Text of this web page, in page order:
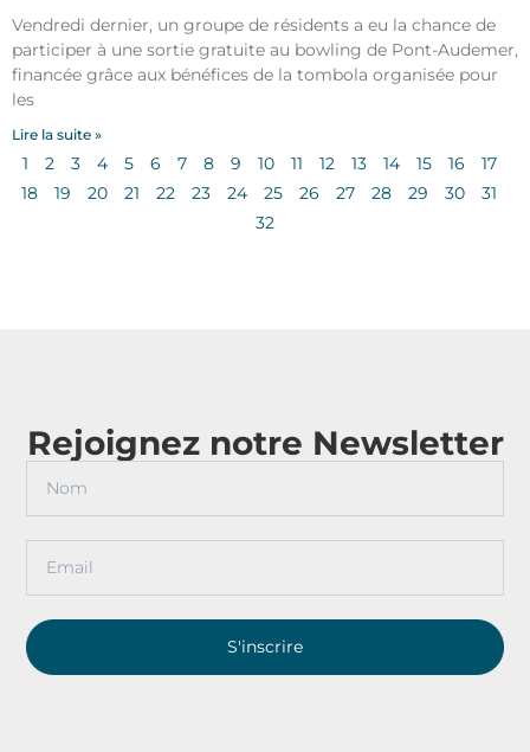
Vendredi dernier, un groupe de résidents a eu la chance de
participer à une sortie gratuite au bowling de Pont-Audemer,
financée grâce aux bénéfices de la tombola organisée pour
les
Lire la suite »
1 2 3 4 5 6 7 8 9 10 11 12 13 14 15 16
17
18
19 20 21 22 23 24 25 26 27 28 29 30
31
32
Rejoignez notre Newsletter
S'inscrire